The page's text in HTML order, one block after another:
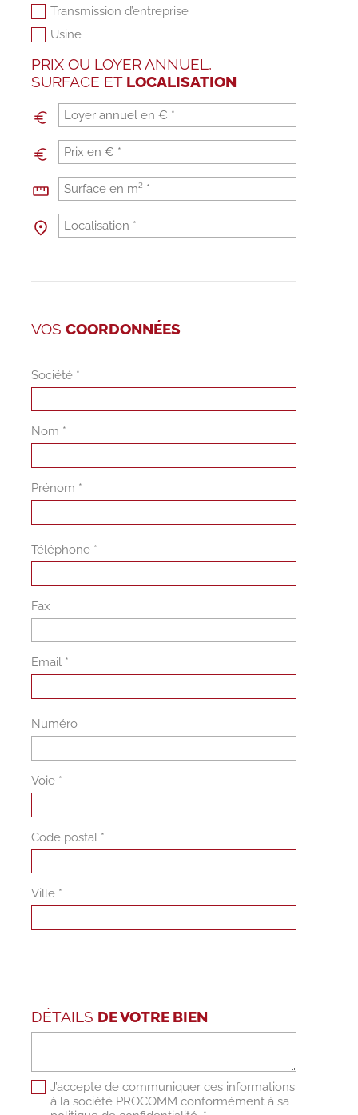
Transmission d’entreprise
Usine
PRIX OU LOYER ANNUEL,
SURFACE ET LOCALISATION
VOS COORDONNÉES
Société *
Nom *
Prénom *
Téléphone *
Fax
Email *
Numéro
Voie *
Code postal *
Ville *
DÉTAILS DE VOTRE BIEN
J’accepte de communiquer ces informations
à la société PROCOMM conformément à sa